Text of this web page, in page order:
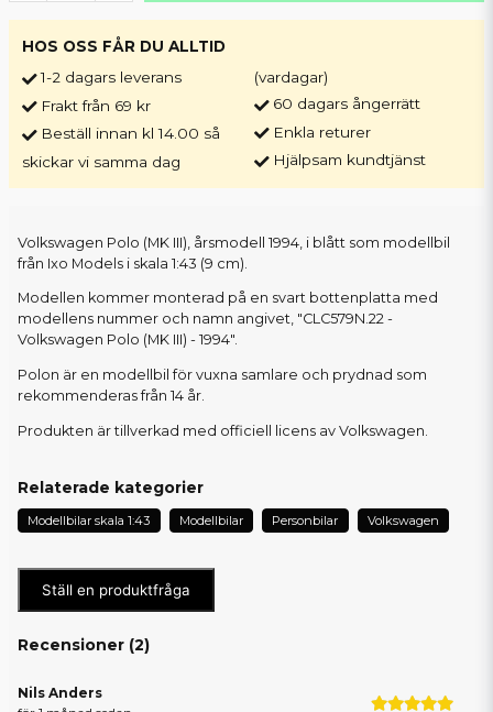
HOS OSS FÅR DU ALLTID
1-2 dagars leverans
Frakt från 69 kr
Beställ innan kl 14.00 så
skickar vi samma dag
(vardagar)
60 dagars ångerrätt
Enkla returer
Hjälpsam kundtjänst
Volkswagen Polo (MK III), årsmodell 1994, i blått som modellbil
från Ixo Models i skala 1:43 (9 cm).
Modellen kommer monterad på en svart bottenplatta med
modellens nummer och namn angivet, "CLC579N.22 -
Volkswagen Polo (MK III) - 1994".
Polon är en modellbil för vuxna samlare och prydnad som
rekommenderas från 14 år.
Produkten är tillverkad med officiell licens av Volkswagen.
Relaterade kategorier
Modellbilar skala 1:43 Modellbilar Personbilar Volkswagen
Ställ en produktfråga
Recensioner (2)
Nils Anders